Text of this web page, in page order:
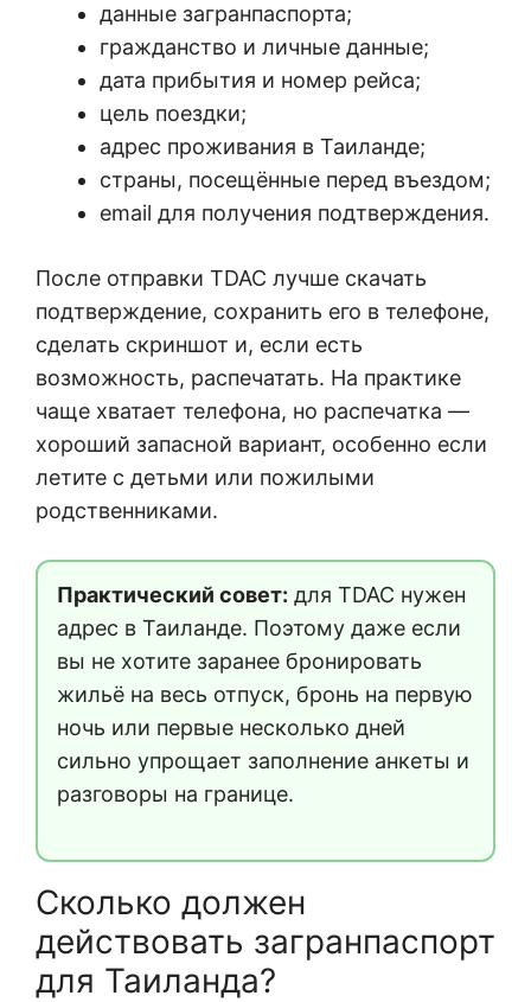
данные загранпаспорта;
гражданство и личные данные;
дата прибытия и номер рейса;
цель поездки;
адрес проживания в Таиланде;
страны, посещённые перед въездом;
email для получения подтверждения.
После отправки TDAC лучше скачать
подтверждение, сохранить его в телефоне,
сделать скриншот и, если есть
возможность, распечатать. На практике
чаще хватает телефона, но распечатка —
хороший запасной вариант, особенно если
летите с детьми или пожилыми
родственниками.
Практический совет: для TDAC нужен
адрес в Таиланде. Поэтому даже если
вы не хотите заранее бронировать
жильё на весь отпуск, бронь на первую
ночь или первые несколько дней
сильно упрощает заполнение анкеты и
разговоры на границе.
Сколько должен
действовать загранпаспорт
для Таиланда?